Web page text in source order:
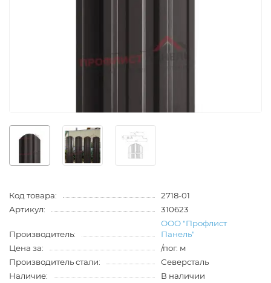
Код товара:
2718-01
Артикул:
310623
Производитель:
ООО "Профлист
Панель"
Цена за:
/пог. м
Производитель стали:
Северсталь
Наличие:
В наличии